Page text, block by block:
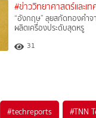
#ข่าววิทยาศาสตร์และเท
“อังกฤษ” ลุยสกัดทองคำจ
ผลิตเครื่องประดับสุดหรู
31
#techreports #TNN